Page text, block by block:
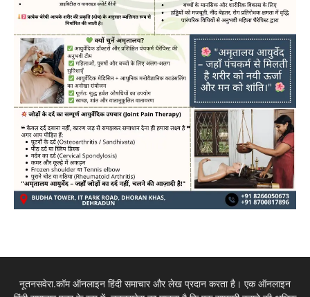
नूतनसवेरा.कॉम ऑनलाइन हिंदी समाचार और लेख प्रदान करता है। एक ऑनलाइन